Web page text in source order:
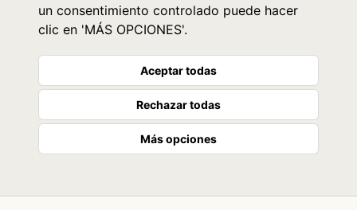
un consentimiento controlado puede hacer
clic en 'MÁS OPCIONES'.
Aceptar todas
Rechazar todas
Más opciones